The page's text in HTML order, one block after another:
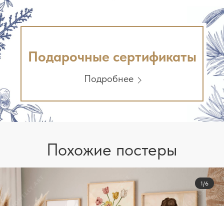
Подарочные сертификаты
Подробнее
Похожие постеры
1/6